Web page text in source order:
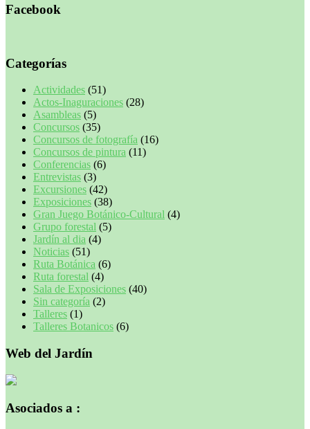
Facebook
Categorías
Actividades (51)
Actos-Inaguraciones (28)
Asambleas (5)
Concursos (35)
Concursos de fotografía (16)
Concursos de pintura (11)
Conferencias (6)
Entrevistas (3)
Excursiones (42)
Exposiciones (38)
Gran Juego Botánico-Cultural (4)
Grupo forestal (5)
Jardín al dia (4)
Noticias (51)
Ruta Botánica (6)
Ruta forestal (4)
Sala de Exposiciones (40)
Sin categoría (2)
Talleres (1)
Talleres Botanicos (6)
Web del Jardín
Asociados a :